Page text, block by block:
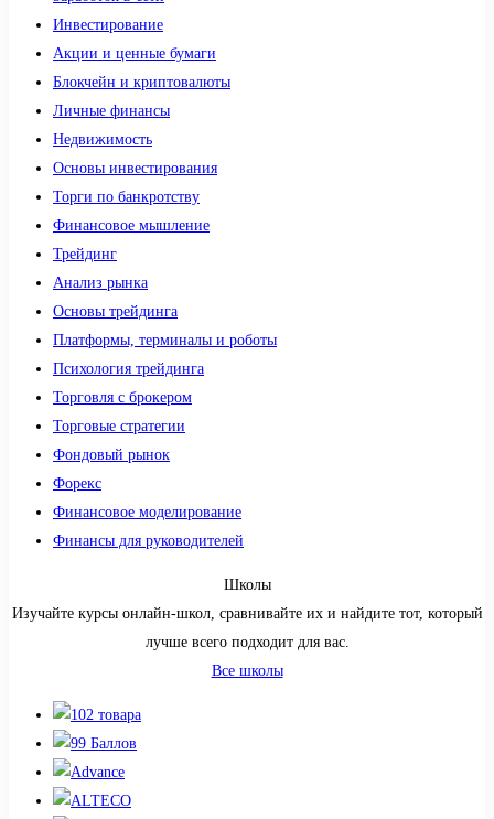
Инвестирование
Акции и ценные бумаги
Блокчейн и криптовалюты
Личные финансы
Недвижимость
Основы инвестирования
Торги по банкротству
Финансовое мышление
Трейдинг
Анализ рынка
Основы трейдинга
Платформы, терминалы и роботы
Психология трейдинга
Торговля с брокером
Торговые стратегии
Фондовый рынок
Форекс
Финансовое моделирование
Финансы для руководителей
Школы
Изучайте курсы онлайн-школ, сравнивайте их и найдите тот, который
лучше всего подходит для вас.
Все школы